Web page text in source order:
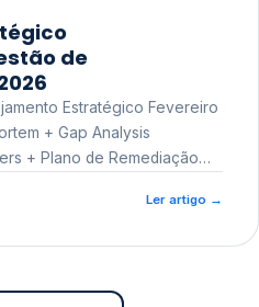
de
Estratégico Fevereiro
+ Gap Analysis
+ Plano de Remediação
Ler artigo →